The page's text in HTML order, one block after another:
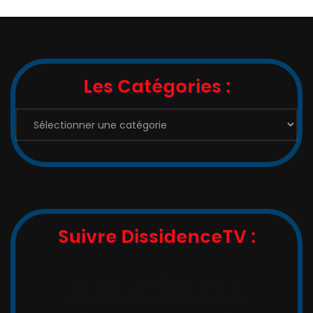
Les Catégories :
Catégories
Suivre DissidenceTV :